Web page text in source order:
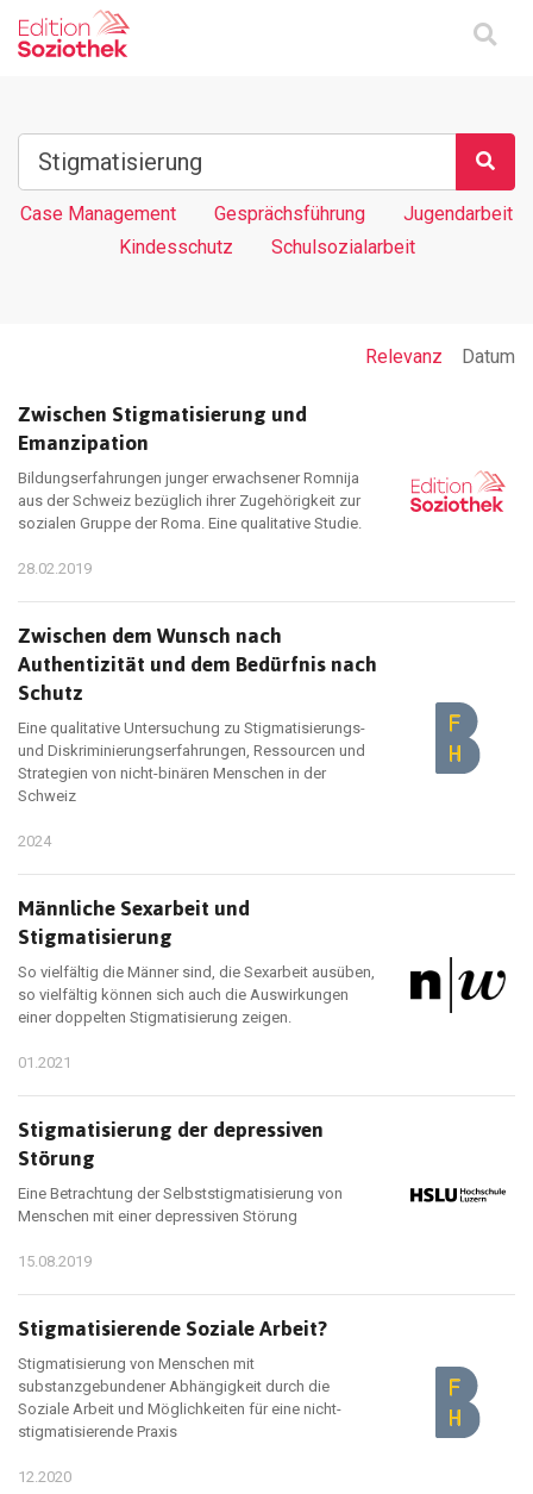
Case Management Gesprächsführung
Jugendarbeit
Kindesschutz
Schulsozialarbeit
Relevanz Datum
Zwischen Stigmatisierung und
Emanzipation
Bildungserfahrungen junger erwachsener Romnija
aus der Schweiz bezüglich ihrer Zugehörigkeit zur
sozialen Gruppe der Roma. Eine qualitative Studie.
28.02.2019
Zwischen dem Wunsch nach
Authentizität und dem Bedürfnis nach
Schutz
Eine qualitative Untersuchung zu Stigmatisierungs-
und Diskriminierungserfahrungen, Ressourcen und
Strategien von nicht-binären Menschen in der
Schweiz
2024
Männliche Sexarbeit und
Stigmatisierung
So vielfältig die Männer sind, die Sexarbeit ausüben,
so vielfältig können sich auch die Auswirkungen
einer doppelten Stigmatisierung zeigen.
01.2021
Stigmatisierung der depressiven
Störung
Eine Betrachtung der Selbststigmatisierung von
Menschen mit einer depressiven Störung
15.08.2019
Stigmatisierende Soziale Arbeit?
Stigmatisierung von Menschen mit
substanzgebundener Abhängigkeit durch die
Soziale Arbeit und Möglichkeiten für eine nicht-
stigmatisierende Praxis
12.2020